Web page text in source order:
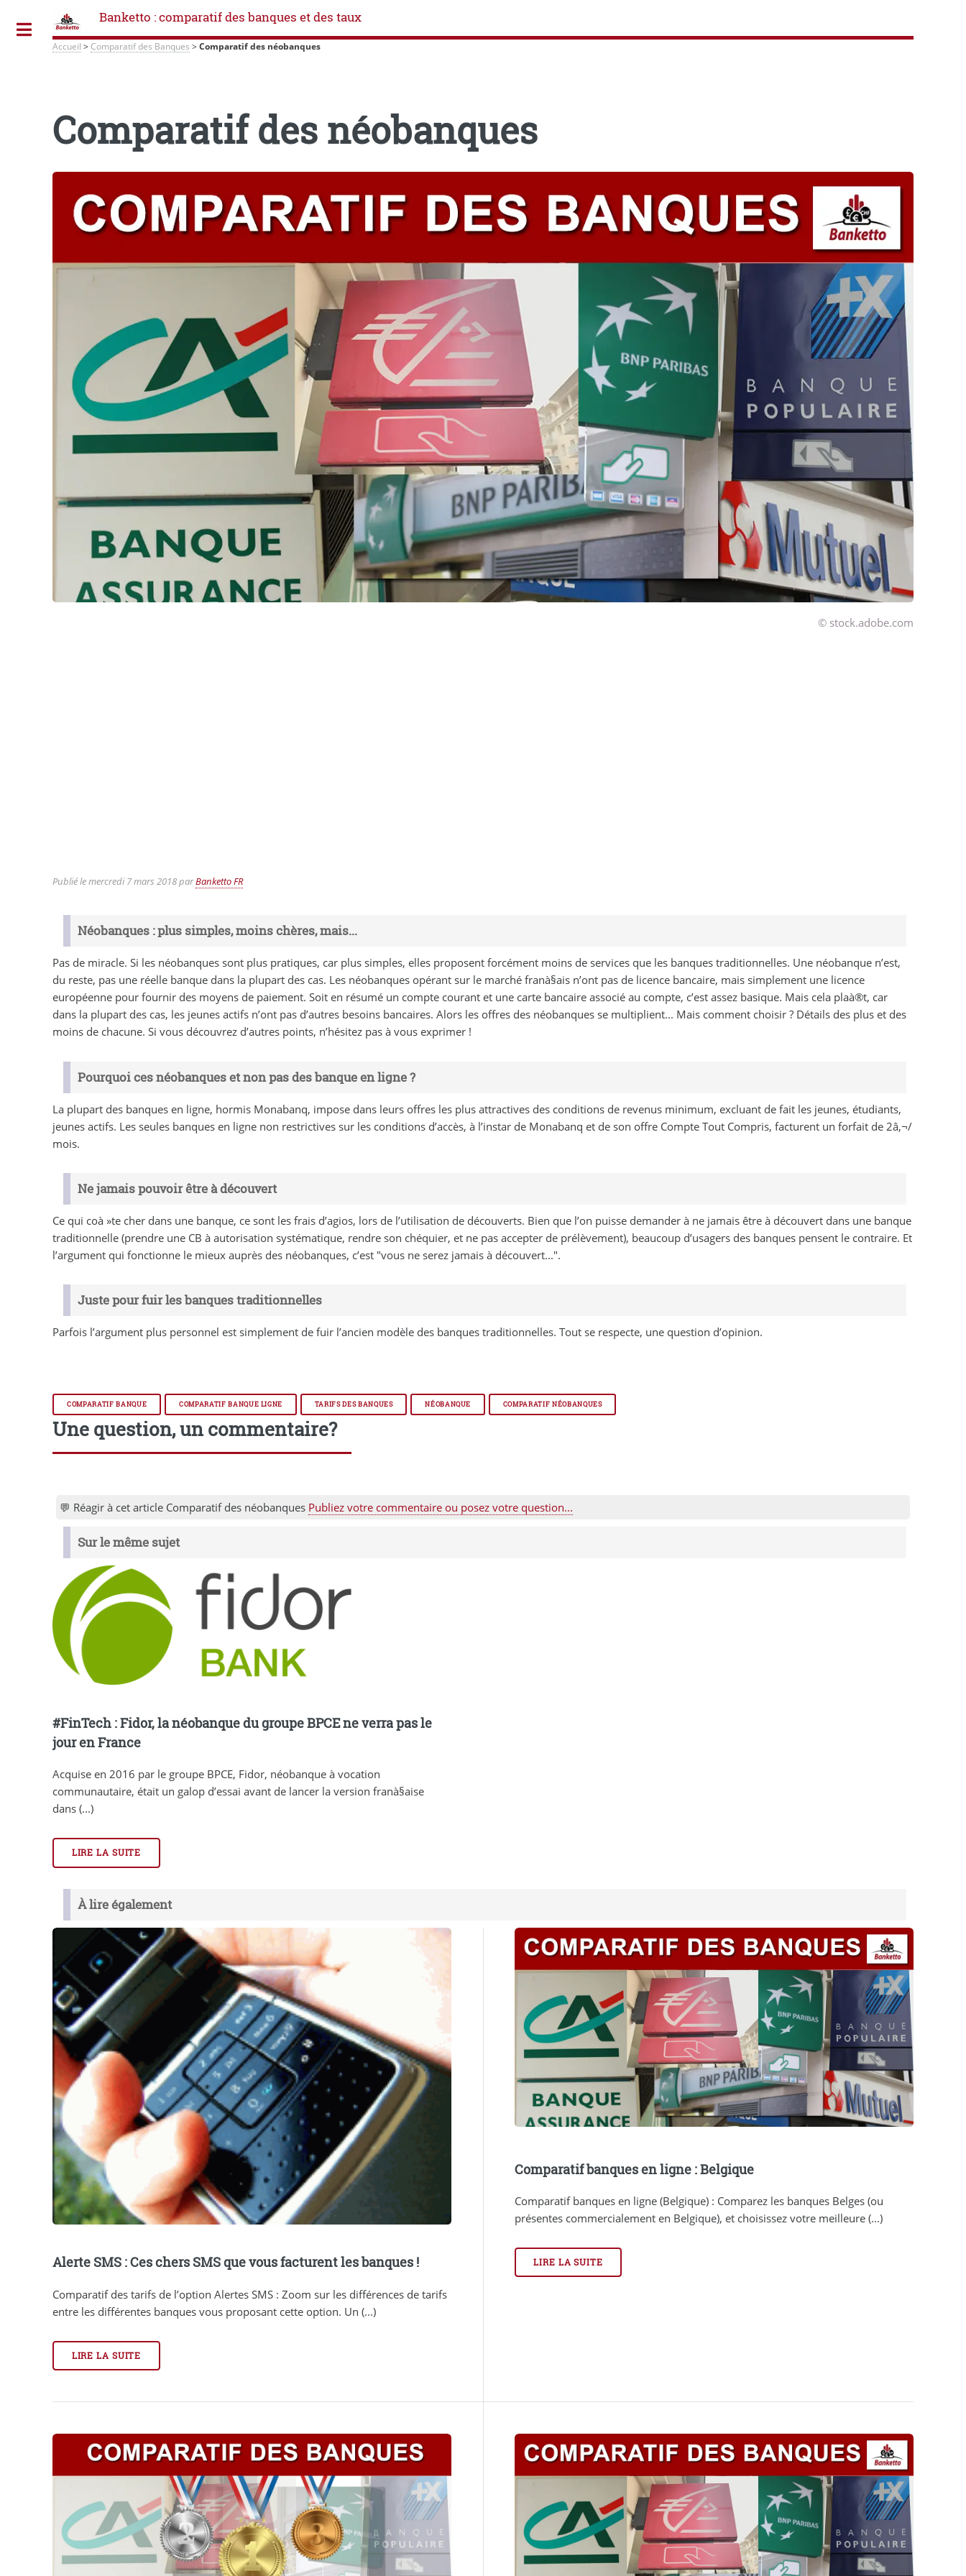
Banketto : comparatif des banques et des taux
Accueil >Comparatif des Banques >Comparatif des néobanques
Comparatif des néobanques
© stock.adobe.com
Publié lemercredi 7 mars 2018parBanketto FR
Néobanques : plus simples, moins chères, mais...
Pas de miracle. Si les néobanques sont plus pratiques, car plus simples, elles proposent forcément moins de services que les banques traditionnelles. Une néobanque n’est,
du reste, pas une réelle banque dans la plupart des cas. Les néobanques opérant sur le marché franà§ais n’ont pas de licence bancaire, mais simplement une licence
européenne pour fournir des moyens de paiement. Soit en résumé un compte courant et une carte bancaire associé au compte, c’est assez basique. Mais cela plaà®t, car
dans la plupart des cas, les jeunes actifs n’ont pas d’autres besoins bancaires. Alors les offres des néobanques se multiplient... Mais comment choisir ? Détails des plus et des
moins de chacune. Si vous découvrez d’autres points, n’hésitez pas à vous exprimer !
Pourquoi ces néobanques et non pas des banque en ligne ?
La plupart des banques en ligne, hormis Monabanq, impose dans leurs offres les plus attractives des conditions de revenus minimum, excluant de fait les jeunes, étudiants,
jeunes actifs. Les seules banques en ligne non restrictives sur les conditions d’accès, à l’instar de Monabanq et de son offre Compte Tout Compris, facturent un forfait de 2â‚¬/
mois.
Ne jamais pouvoir être à découvert
Ce qui coà »te cher dans une banque, ce sont les frais d’agios, lors de l’utilisation de découverts. Bien que l’on puisse demander à ne jamais être à découvert dans une banque
traditionnelle (prendre une CB à autorisation systématique, rendre son chéquier, et ne pas accepter de prélèvement), beaucoup d’usagers des banques pensent le contraire. Et
l’argument qui fonctionne le mieux auprès des néobanques, c’est "vous ne serez jamais à découvert...".
Juste pour fuir les banques traditionnelles
Parfois l’argument plus personnel est simplement de fuir l’ancien modèle des banques traditionnelles. Tout se respecte, une question d’opinion.
COMPARATIF BANQUE COMPARATIF BANQUE LIGNE TARIFS DES BANQUES NÉOBANQUE COMPARATIF NÉOBANQUES
Une question, un commentaire?
💬 Réagir à cet article Comparatif des néobanques Publiez votre commentaire ou posez votre question...
Sur le même sujet
#FinTech : Fidor, la néobanque du groupe BPCE ne verra pas le
jour en France
Acquise en 2016 par le groupe BPCE, Fidor, néobanque à vocation
communautaire, était un galop d’essai avant de lancer la version franà§aise
dans (...)
LIRE LA SUITE
À lire également
Alerte SMS : Ces chers SMS que vous facturent les banques !
Comparatif des tarifs de l’option Alertes SMS : Zoom sur les différences de tarifs
entre les différentes banques vous proposant cette option. Un (...)
LIRE LA SUITE
Comparatif banques en ligne : Belgique
Comparatif banques en ligne (Belgique) : Comparez les banques Belges (ou
présentes commercialement en Belgique), et choisissez votre meilleure (...)
LIRE LA SUITE
Toggle